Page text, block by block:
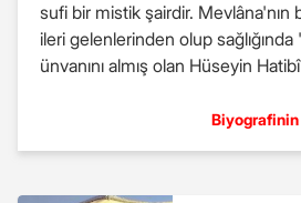
sufi bir mistik şairdir. Mevlâna'nın
ileri gelenlerinden olup sağlığında
ünvanını almış olan Hüseyin
Biyografinin